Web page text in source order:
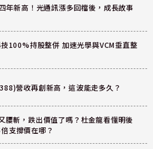
年新高！光通訊漲多回檔後，成長故事
100%持股整併 加速光學與VCM垂直整
營收再創新高，這波能走多久？
腰斬，跌出價值了嗎？杜金龍看懂明後
支撐價在哪？